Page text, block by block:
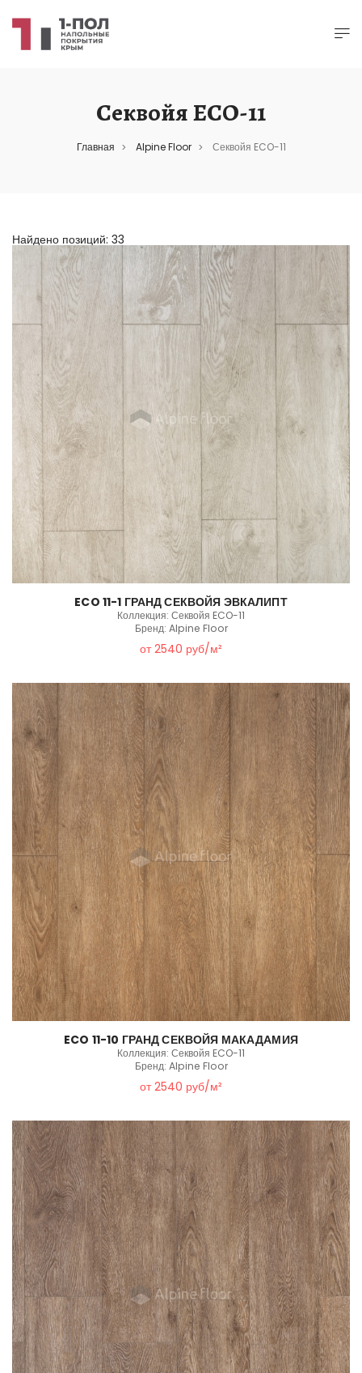
Секвойя ECO-11
Главная > Alpine Floor > Секвойя ECO-11
Найдено позиций: 33
ECO 11-1 ГРАНД СЕКВОЙЯ ЭВКАЛИПТ
Коллекция: Секвойя ECO-11
Бренд: Alpine Floor
от 2540 руб/м²
ECO 11-10 ГРАНД СЕКВОЙЯ МАКАДАМИЯ
Коллекция: Секвойя ECO-11
Бренд: Alpine Floor
от 2540 руб/м²